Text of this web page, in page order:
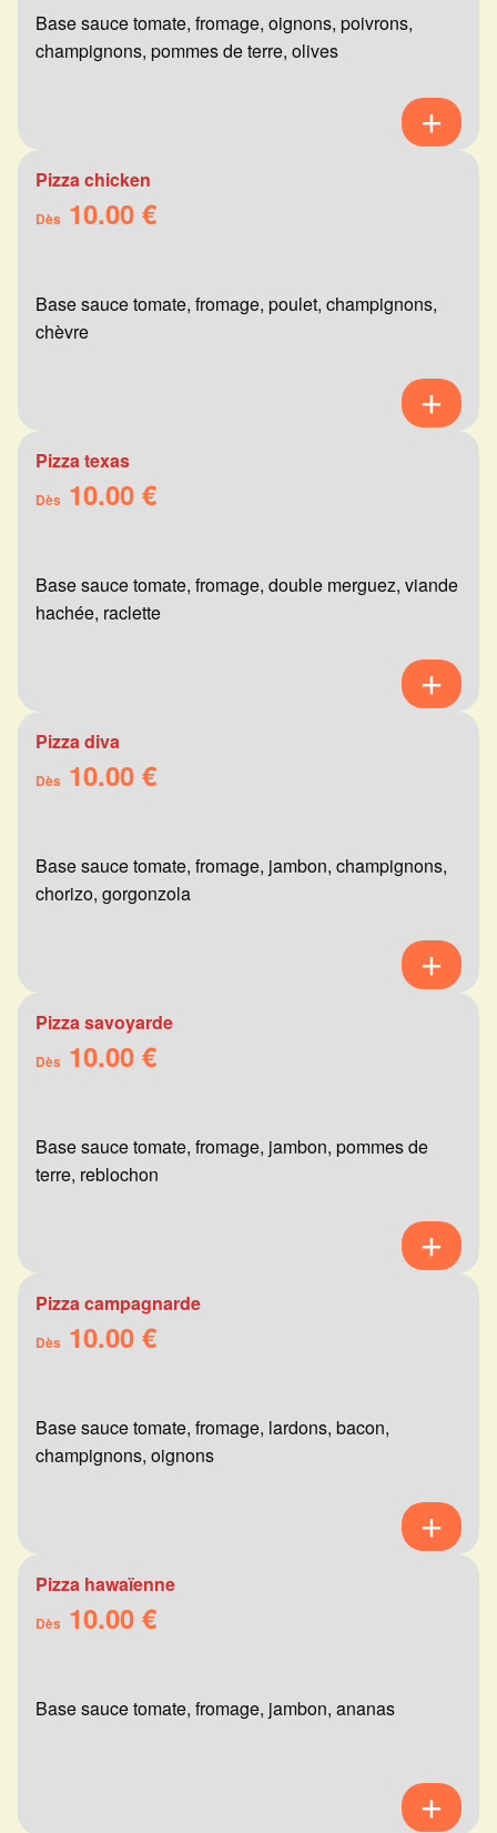
Base sauce tomate, fromage, oignons, poivrons,
champignons, pommes de terre, olives
Pizza chicken
Dès 10.00 €
Base sauce tomate, fromage, poulet, champignons,
chèvre
Pizza texas
Dès 10.00 €
Base sauce tomate, fromage, double merguez, viande
hachée, raclette
Pizza diva
Dès 10.00 €
Base sauce tomate, fromage, jambon, champignons,
chorizo, gorgonzola
Pizza savoyarde
Dès 10.00 €
Base sauce tomate, fromage, jambon, pommes de
terre, reblochon
Pizza campagnarde
Dès 10.00 €
Base sauce tomate, fromage, lardons, bacon,
champignons, oignons
Pizza hawaïenne
Dès 10.00 €
Base sauce tomate, fromage, jambon, ananas